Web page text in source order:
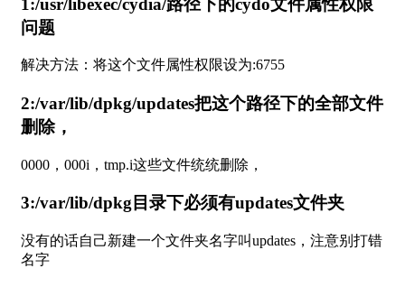
问题
解决方法：将这个文件属性权限设为:6755
2:/var/lib/dpkg/updates把这个路径下的全部文件
删除，
0000，000i，tmp.i这些文件统统删除，
3:/var/lib/dpkg目录下必须有updates文件夹
没有的话自己新建一个文件夹名字叫updates，注意别打错
名字